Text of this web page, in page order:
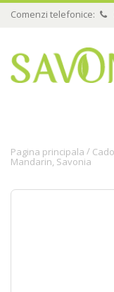
Comenzi telefonice:
Pagina principala /
Mandarin, Savonia